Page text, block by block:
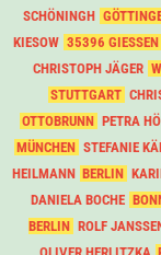
SCHÖNINGH
KIESOW 35396 GIESSEN
CHRISTOPH JÄGER
STUTTGART
OTTOBRUNN PETRA
MÜNCHEN STEFANIE
HEILMANN BERLIN
DANIELA BOCHE
BERLIN ROLF JANSSEN